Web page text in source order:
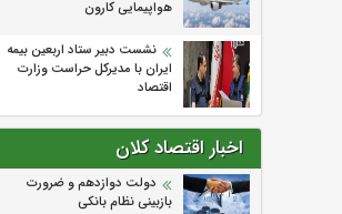
هواپیمایی کارون
نشست دبیر ستاد اربعین بیمه
ایران با مدیرکل حراست وزارت
اقتصاد
اخبار اقتصاد کلان
دولت دوازدهم و ضرورت
بازبینی نظام بانکی